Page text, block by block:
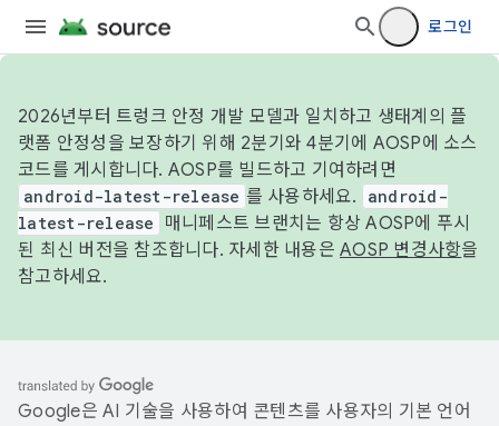
로그인
2026년부터 트렁크 안정 개발 모델과 일치하고 생태계의 플
랫폼 안정성을 보장하기 위해 2분기와 4분기에 AOSP에 소스
코드를 게시합니다. AOSP를 빌드하고 기여하려면
android-latest-release 를 사용하세요.
android-
latest-release
매니페스트 브랜치는 항상 AOSP에 푸시
된 최신 버전을 참조합니다. 자세한 내용은 AOSP 변경사항을
참고하세요.
Google은 AI 기술을 사용하여 콘텐츠를 사용자의 기본 언어